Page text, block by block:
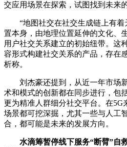
交应用场景在探索，试图找到未来
“地图社交在社交生成链上有着
置本身，由地理位置延伸的文化、
用户社交关系建立的初始纽带。这
容形式构建社交关系的产品，存在
析称。
刘杰豪还提到，从近一年市场
术和模式的创新都在同步进行，包
更为精准人群细分社交平台。在5G
场景都可挖深掘，尤其一些与人工
合，都可能是未来的发展方向。
水滴筹暂停线下服务“断臂”自